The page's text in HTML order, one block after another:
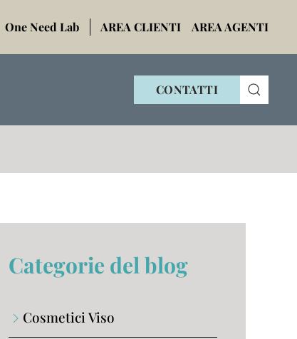
One Need Lab AREA CLIENTI AREA AGENTI
CONTATTI
Categorie del blog
Cosmetici Viso